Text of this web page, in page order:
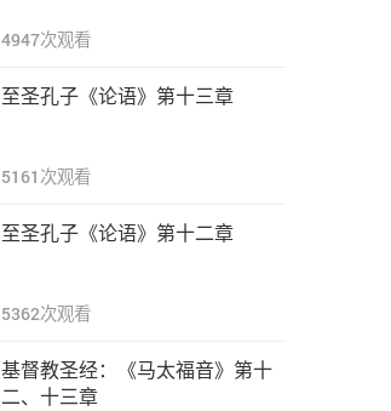
4947次观看
至圣孔子《论语》第十三章
5161 次观看
至圣孔子《论语》第十二章
5362次观看
基督教圣经：《马太福音》第十
二、十三章